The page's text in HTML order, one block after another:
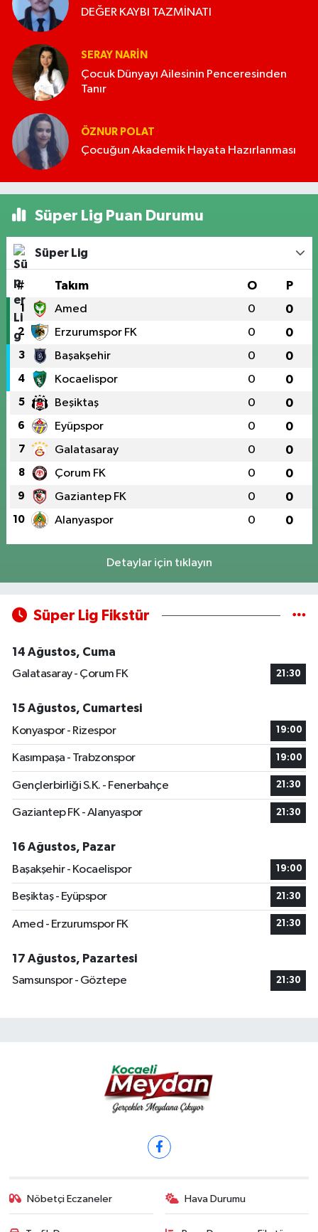
DEĞER KAYBI TAZMİNATI
SERAY NARİN
Çocuk Dünyayı Ailesinin Penceresinden
Tanır
ÖZNUR POLAT
Çocuğun Akademik Hayata Hazırlanması
Süper Lig Puan Durumu
Süper Lig
# Takım O P
1 Amed 0 0
2 Erzurumspor FK 0 0
3 Başakşehir 0 0
4 Kocaelispor 0 0
5 Beşiktaş 0 0
6 Eyüpspor 0 0
7 Galatasaray 0 0
8 Çorum FK 0 0
9 Gaziantep FK 0 0
10 Alanyaspor 0 0
Detaylar için tıklayın
Süper Lig Fikstür
14 Ağustos, Cuma
Galatasaray - Çorum FK
21:30
15 Ağustos, Cumartesi
Konyaspor - Rizespor
19:00
Kasımpaşa - Trabzonspor 19:00
Gençlerbirliği S.K. - Fenerbahçe 21:30
Gaziantep FK - Alanyaspor 21:30
16 Ağustos, Pazar
Başakşehir - Kocaelispor
19:00
Beşiktaş - Eyüpspor 21:30
Amed - Erzurumspor FK 21:30
17 Ağustos, Pazartesi
Samsunspor - Göztepe
21:30
Nöbetçi Eczaneler Hava Durumu